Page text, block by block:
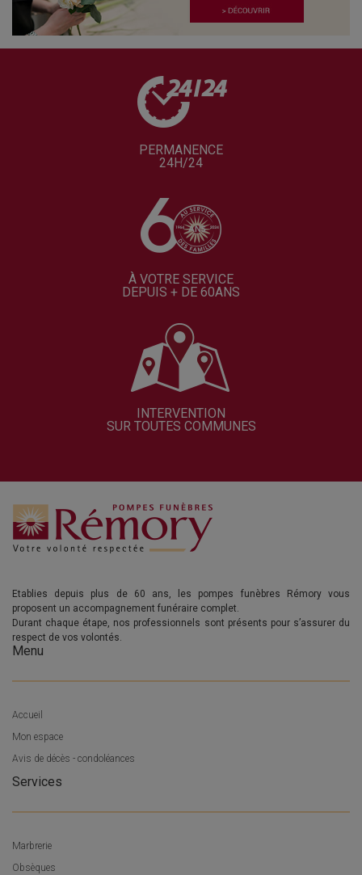
PERMANENCE
24H/24
À VOTRE SERVICE
DEPUIS + DE 60ANS
INTERVENTION
SUR TOUTES COMMUNES
Etablies depuis plus de 60 ans, les pompes funèbres Rémory vous
proposent un accompagnement funéraire complet.
Durant chaque étape, nos professionnels sont présents pour s’assurer du
respect de vos volontés.
Menu
Accueil
Mon espace
Avis de décès - condoléances
Services
Marbrerie
Obsèques